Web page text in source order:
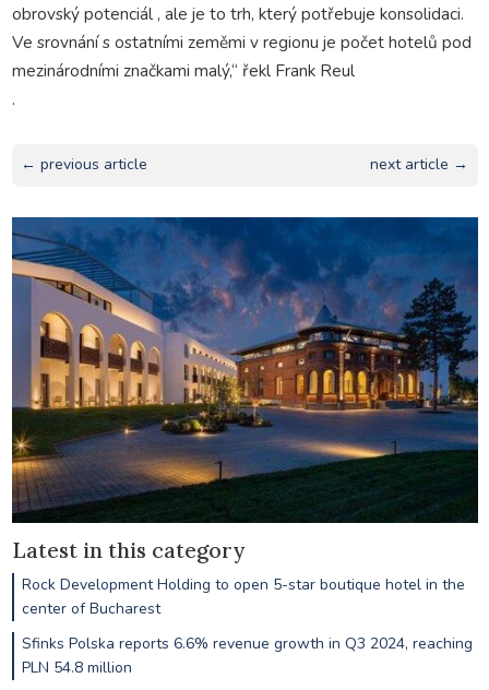
obrovský potenciál , ale je to trh, který potřebuje konsolidaci.
Ve srovnání s ostatními zeměmi v regionu je počet hotelů pod
mezinárodními značkami malý,“ řekl Frank Reul
.
← previous article next article →
Latest in this category
Rock Development Holding to open 5-star boutique hotel in the
center of Bucharest
Sfinks Polska reports 6.6% revenue growth in Q3 2024, reaching
PLN 54.8 million